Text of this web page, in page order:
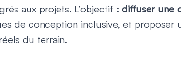
aux projets. L’objectif : diffuser une
de conception inclusive, et proposer
du terrain.